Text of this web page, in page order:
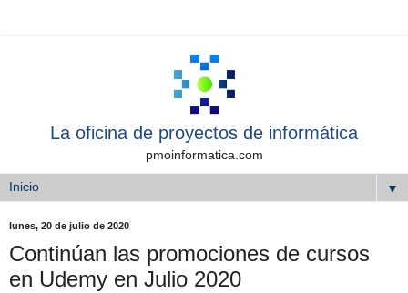
La oficina de proyectos de informática
pmoinformatica.com
▼
lunes, 20 de julio de 2020
Continúan las promociones de cursos
en Udemy en Julio 2020